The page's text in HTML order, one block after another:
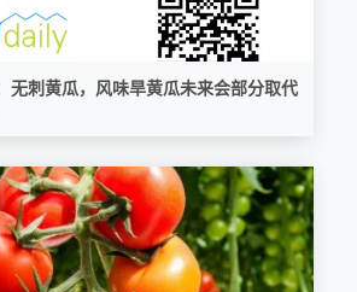
无刺黄瓜，风味旱黄瓜未来会部分取代